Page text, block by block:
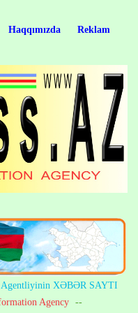
Haqqımızda
Reklam
Agentliyinin XƏBƏR SAYTI
Agency --